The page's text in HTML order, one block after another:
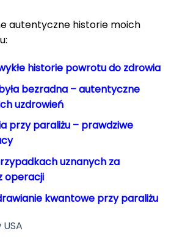
autentyczne historie moich
historie powrotu do zdrowia
bezradna – autentyczne
uzdrowień
przy paraliżu – prawdziwe
uznanych za
operacji
kwantowe przy paraliżu